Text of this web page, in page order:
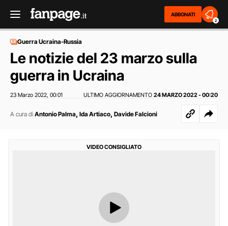
ABBONATI
2
Guerra Ucraina-Russia
Le notizie del 23 marzo sulla
guerra in Ucraina
23 Marzo 2022 00:01 ULTIMO AGGIORNAMENTO 24 MARZO 2022 - 00:20
A cura di Antonio Palma, Ida Artiaco, Davide Falcioni
VIDEO CONSIGLIATO